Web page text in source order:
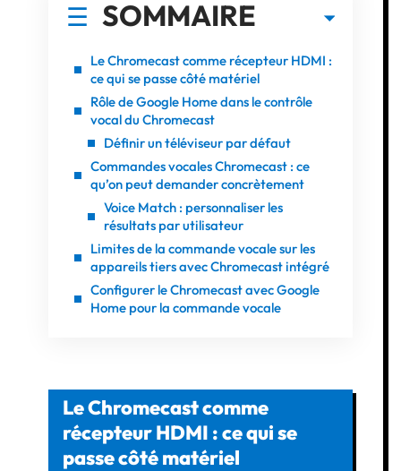
SOMMAIRE
Le Chromecast comme récepteur HDMI :
ce qui se passe côté matériel
Rôle de Google Home dans le contrôle
vocal du Chromecast
Définir un téléviseur par défaut
Commandes vocales Chromecast : ce
qu’on peut demander concrètement
Voice Match : personnaliser les
résultats par utilisateur
Limites de la commande vocale sur les
appareils tiers avec Chromecast intégré
Configurer le Chromecast avec Google
Home pour la commande vocale
Le Chromecast comme
récepteur HDMI : ce qui se
passe côté matériel